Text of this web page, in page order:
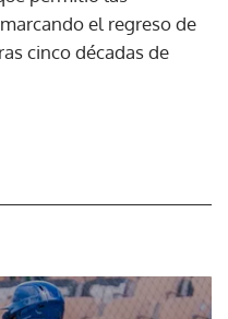
el regreso de
cinco décadas de